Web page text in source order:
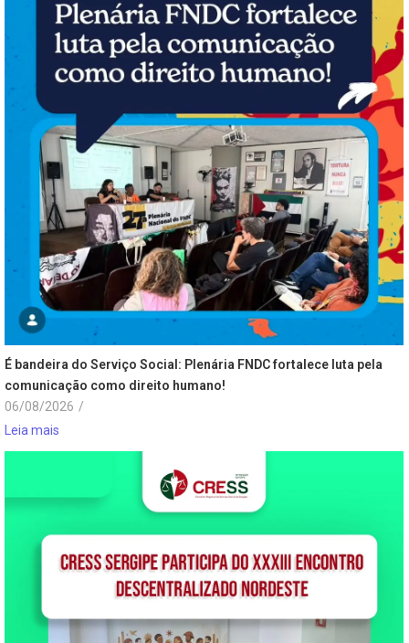
É bandeira do Serviço Social: Plenária FNDC fortalece luta pela
comunicação como direito humano!
06/08/2026 /
Leia mais